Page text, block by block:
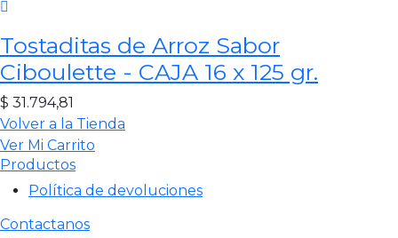
Tostaditas de Arroz Sabor
Ciboulette - CAJA 16 x 125 gr.
$ 31.794,81
Volver a la Tienda
Ver Mi Carrito
Productos
Política de devoluciones
Contactanos